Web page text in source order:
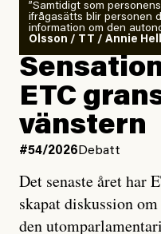
”Samtidigt som
ifrågasätts blir personen
information om den
Olsson / TT / Annie
ETC
vänstern
#54/2026 Debatt
Det senaste året har
skapat diskussion
den